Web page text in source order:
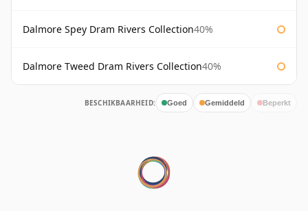
Dalmore Spey Dram Rivers Collection40%
Dalmore Tweed Dram Rivers Collection40%
BESCHIKBAARHEID: Goed Gemiddeld Beperkt